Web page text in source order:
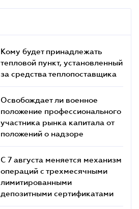
Кому будет принадлежать
тепловой пункт, установленный
за средства теплопоставщика
Освобождает ли военное
положение профессионального
участника рынка капитала от
положений о надзоре
С 7 августа меняется механизм
операций с трехмесячными
лимитированными
депозитными сертификатами